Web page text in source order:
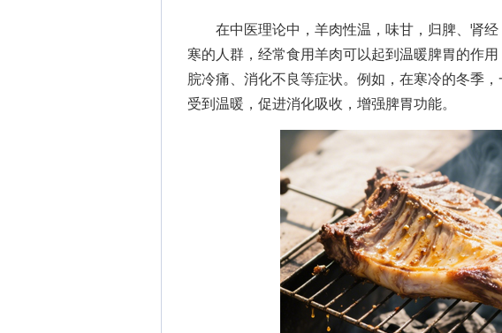
在中医理论中，羊肉性温，味甘，归脾、肾经
寒的人群，经常食用羊肉可以起到温暖脾胃的作
脘冷痛、消化不良等症状。例如，在寒冷的冬季
受到温暖，促进消化吸收，增强脾胃功能。